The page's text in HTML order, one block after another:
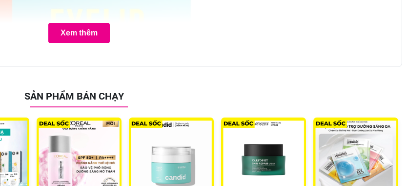
Xem thêm
SẢN PHẨM BÁN CHẠY